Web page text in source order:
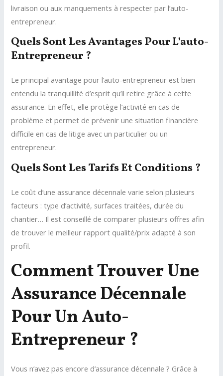
livraison ou aux manquements à respecter par l’auto-
entrepreneur.
Quels Sont Les Avantages Pour L’auto-
Entrepreneur ?
Le principal avantage pour l’auto-entrepreneur est bien
entendu la tranquillité d’esprit qu’il retire grâce à cette
assurance. En effet, elle protège l’activité en cas de
problème et permet de prévenir une situation financière
difficile en cas de litige avec un particulier ou un
entrepreneur.
Quels Sont Les Tarifs Et Conditions ?
Le coût d’une assurance décennale varie selon plusieurs
facteurs : type d’activité, surfaces traitées, durée du
chantier… Il est conseillé de comparer plusieurs offres afin
de trouver le meilleur rapport qualité/prix adapté à son
profil.
Comment Trouver Une
Assurance Décennale
Pour Un Auto-
Entrepreneur ?
Vous n’avez pas encore d’assurance décennale ? Grâce à